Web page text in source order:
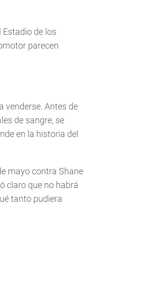
de los
parecen
venderse. Antes de
de sangre, se
en la historia del
mayo contra Shane
claro que no habrá
tanto pudiera